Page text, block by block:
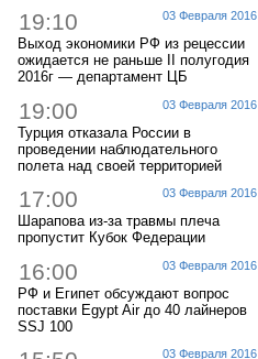
03 Февраля 2016
19:10
Выход экономики РФ из рецессии
ожидается не раньше II полугодия
2016г — департамент ЦБ
03 Февраля 2016
19:00
Турция отказала России в
проведении наблюдательного
полета над своей территорией
03 Февраля 2016
17:00
Шарапова из-за травмы плеча
пропустит Кубок Федерации
03 Февраля 2016
16:00
РФ и Египет обсуждают вопрос
поставки Egypt Air до 40 лайнеров
SSJ 100
03 Февраля 2016